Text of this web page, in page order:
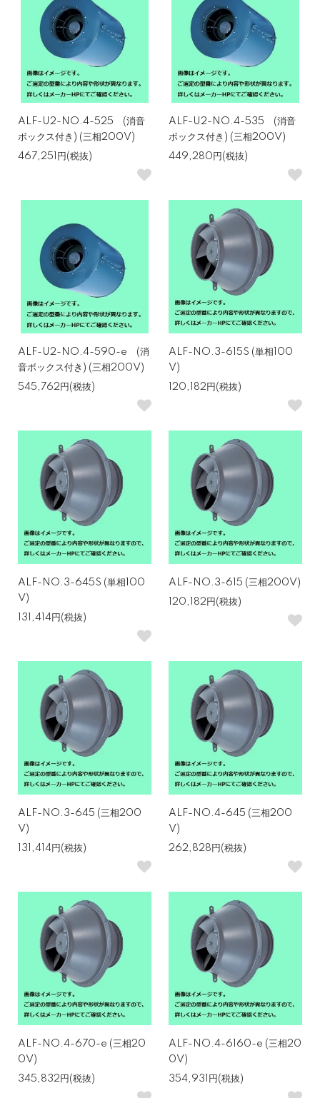
ALF-U2-NO.4-525 (消音
ボックス付き) (三相200V)
467,251円(税抜)
ALF-U2-NO.4-535 (消音
ボックス付き) (三相200V)
449,280円(税抜)
ALF-U2-NO.4-590-e (消
音ボックス付き) (三相200V)
545,762円(税抜)
ALF-NO.3-615S (単相100
V)
120,182円(税抜)
ALF-NO.3-645S (単相100
V)
131,414円(税抜)
ALF-NO.3-615 (三相200V)
120,182円(税抜)
ALF-NO.3-645 (三相200
V)
131,414円(税抜)
ALF-NO.4-645 (三相200
V)
262,828円(税抜)
ALF-NO.4-670-e (三相20
0V)
345,832円(税抜)
ALF-NO.4-6160-e (三相20
0V)
354,931円(税抜)